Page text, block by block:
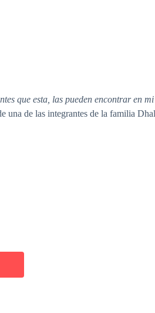
que esta, las pueden encontrar en
una de las integrantes de la familia